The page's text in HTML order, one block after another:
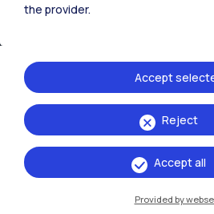
Sedi
Milano Bovisa
Cremona
Lecco
the provider.
Reject
Accept
Accept all
Provided by